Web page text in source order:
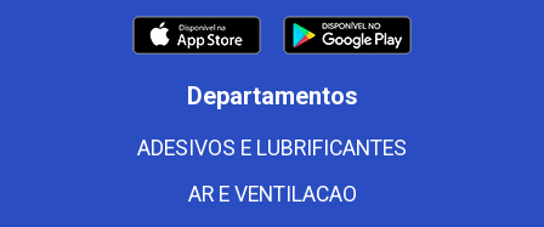
Departamentos
ADESIVOS E LUBRIFICANTES
AR E VENTILACAO